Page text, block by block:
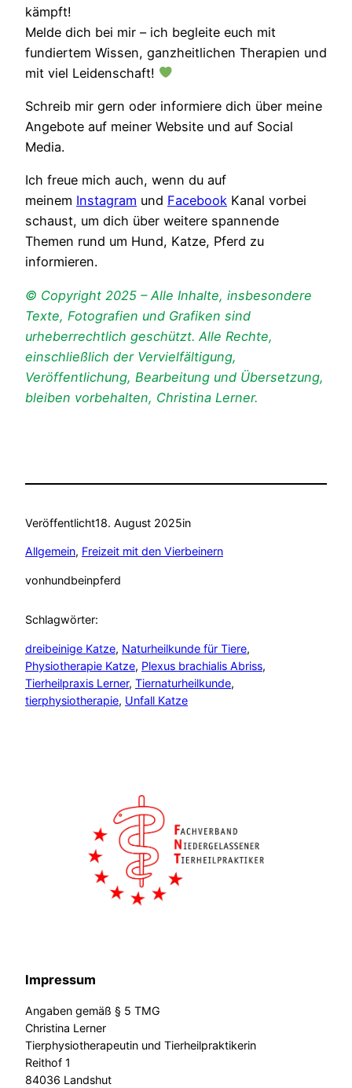
kämpft!
Melde dich bei mir – ich begleite euch mit
fundiertem Wissen, ganzheitlichen Therapien und
mit viel Leidenschaft!
Schreib mir gern oder informiere dich über meine
Angebote auf meiner Website und auf Social
Media.
Ich freue mich auch, wenn du auf
meinem Instagram und Facebook Kanal vorbei
schaust, um dich über weitere spannende
Themen rund um Hund, Katze, Pferd zu
informieren.
© Copyright 2025 – Alle Inhalte, insbesondere
Texte, Fotografien und Grafiken sind
urheberrechtlich geschützt. Alle Rechte,
einschließlich der Vervielfältigung,
Veröffentlichung, Bearbeitung und Übersetzung,
bleiben vorbehalten, Christina Lerner.
Veröffentlicht18. August 2025in
Allgemein, Freizeit mit den Vierbeinern
vonhundbeinpferd
Schlagwörter:
dreibeinige Katze, Naturheilkunde für Tiere
Physiotherapie Katze, Plexus brachialis Abriss
Tierheilpraxis Lerner, Tiernaturheilkunde
tierphysiotherapie, Unfall Katze
Impressum
Angaben gemäß § 5 TMG
Christina Lerner
Tierphysiotherapeutin und Tierheilpraktikerin
Reithof 1
84036 Landshut